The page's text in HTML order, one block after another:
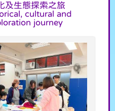
及生態探索之旅
cultural and
journey